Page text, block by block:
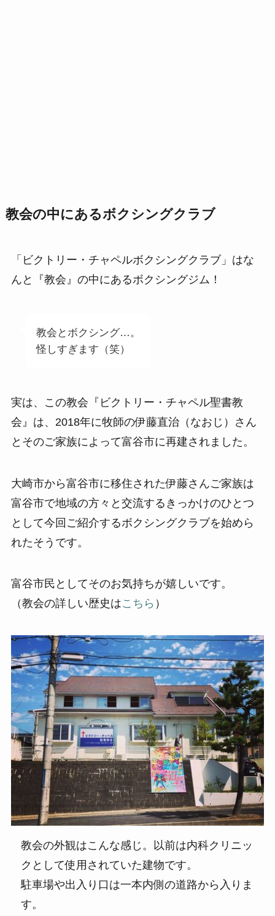
教会の中にあるボクシングクラブ
「ビクトリー・チャペルボクシングクラブ」はな
んと『教会』の中にあるボクシングジム！
教会とボクシング…。
怪しすぎます（笑）
実は、この教会『ビクトリー・チャペル聖書教
会』は、2018年に牧師の伊藤直治（なおじ）さん
とそのご家族によって富谷市に再建されました。
大崎市から富谷市に移住された伊藤さんご家族は
富谷市で地域の方々と交流するきっかけのひとつ
として今回ご紹介するボクシングクラブを始めら
れたそうです。
富谷市民としてそのお気持ちが嬉しいです。
（教会の詳しい歴史はこちら ）
教会の外観はこんな感じ。以前は内科クリニッ
クとして使用されていた建物です。
駐車場や出入り口は一本内側の道路から入りま
す。